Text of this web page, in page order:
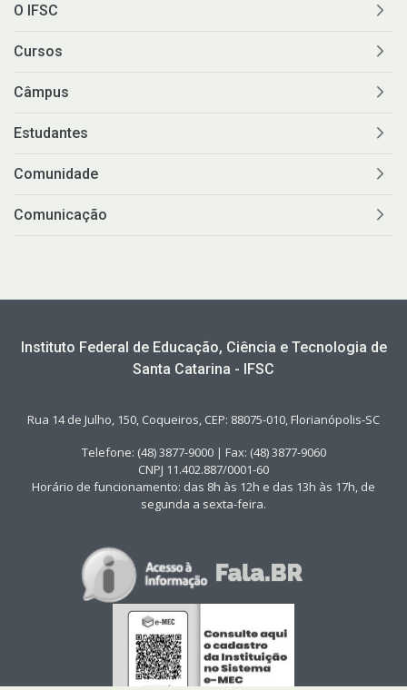
O IFSC
Cursos
Câmpus
Estudantes
Comunidade
Comunicação
Instituto Federal de Educação, Ciência e Tecnologia de
Santa Catarina - IFSC
Rua 14 de Julho, 150, Coqueiros, CEP: 88075-010, Florianópolis-SC
Telefone: (48) 3877-9000 | Fax: (48) 3877-9060
CNPJ 11.402.887/0001-60
Horário de funcionamento: das 8h às 12h e das 13h às 17h, de
segunda a sexta-feira.